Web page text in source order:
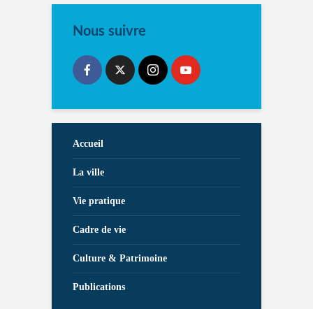
Nous suivre
Accueil
La ville
Vie pratique
Cadre de vie
Culture & Patrimoine
Publications